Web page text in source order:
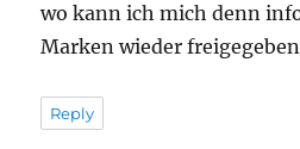
wo kann ich mich denn
Marken wieder
Reply